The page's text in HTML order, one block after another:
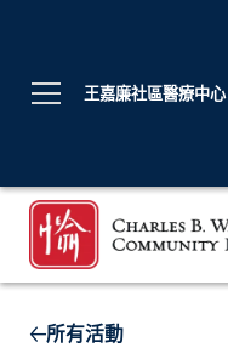
王嘉廉社區醫療中心
所有活動